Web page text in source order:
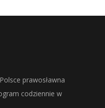
prawosławna
codziennie w